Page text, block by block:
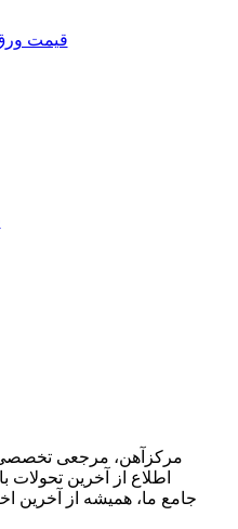
قیمت
مرکزآهن، مرجعی
اطلاع از آخرین تحولات
جامع ما، همیشه از آخرین